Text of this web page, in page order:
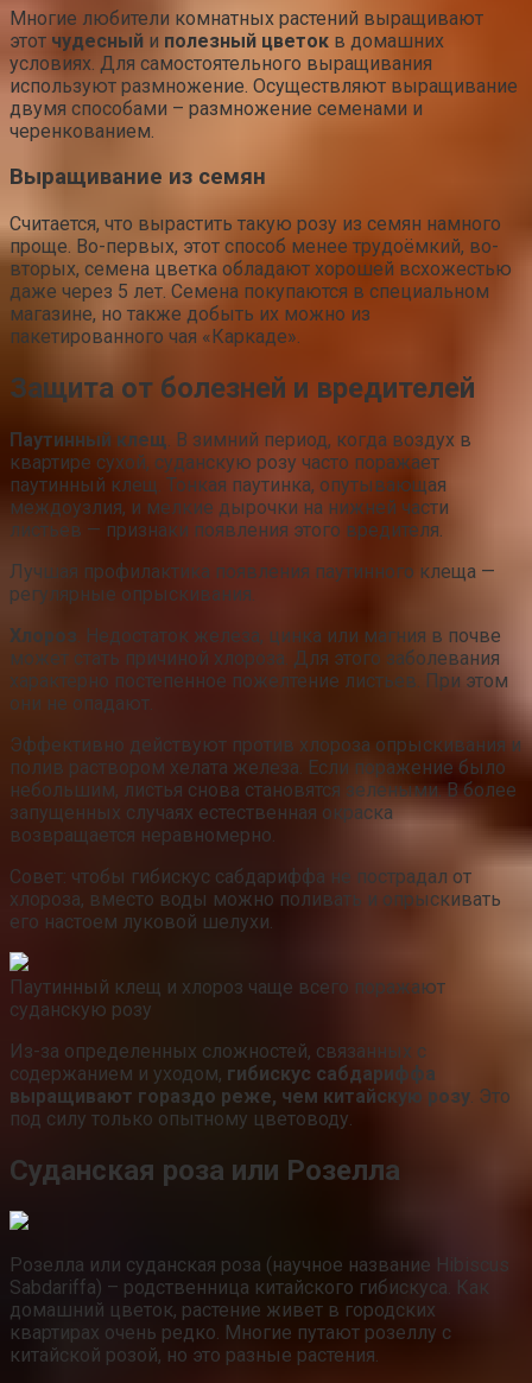
Многие любители комнатных растений выращивают
этот чудесный и полезный цветок в домашних
условиях. Для самостоятельного выращивания
используют размножение. Осуществляют выращивание
двумя способами – размножение семенами и
черенкованием.
Выращивание из семян
Считается, что вырастить такую розу из семян намного
проще. Во-первых, этот способ менее трудоёмкий, во-
вторых, семена цветка обладают хорошей всхожестью
даже через 5 лет. Семена покупаются в специальном
магазине, но также добыть их можно из
пакетированного чая «Каркаде».
Защита от болезней и вредителей
Паутинный клещ . В зимний период, когда воздух в
квартире сухой, суданскую розу часто поражает
паутинный клещ. Тонкая паутинка, опутывающая
междоузлия, и мелкие дырочки на нижней части
листьев — признаки появления этого вредителя.
Лучшая профилактика появления паутинного клеща —
регулярные опрыскивания.
Хлороз . Недостаток железа, цинка или магния в почве
может стать причиной хлороза. Для этого заболевания
характерно постепенное пожелтение листьев. При этом
они не опадают.
Эффективно действуют против хлороза опрыскивания и
полив раствором хелата железа. Если поражение было
небольшим, листья снова становятся зелеными. В более
запущенных случаях естественная окраска
возвращается неравномерно.
Совет: чтобы гибискус сабдариффа не пострадал от
хлороза, вместо воды можно поливать и опрыскивать
его настоем луковой шелухи.
Паутинный клещ и хлороз чаще всего поражают
суданскую розу
Из-за определенных сложностей, связанных с
содержанием и уходом, гибискус сабдариффа
выращивают гораздо реже, чем китайскую розу . Это
под силу только опытному цветоводу.
Суданская роза или Розелла
Розелла или суданская роза (научное название Hibiscus
Sabdariffa) – родственница китайского гибискуса. Как
домашний цветок, растение живет в городских
квартирах очень редко. Многие путают розеллу с
китайской розой, но это разные растения.